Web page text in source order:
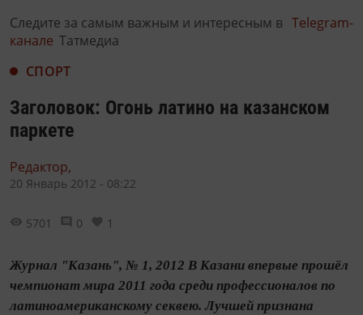
Следите за самым важным и интересным в Telegram-
канале Татмедиа
СПОРТ
Заголовок: Огонь латино на казанском
паркете
Редактор,
20 Январь 2012 - 08:22
5701 0 1
Журнал "Казань", № 1, 2012 В Казани впервые прошёл
чемпионат мира 2011 года среди профессионалов по
латиноамериканскому секвею. Лучшей признана